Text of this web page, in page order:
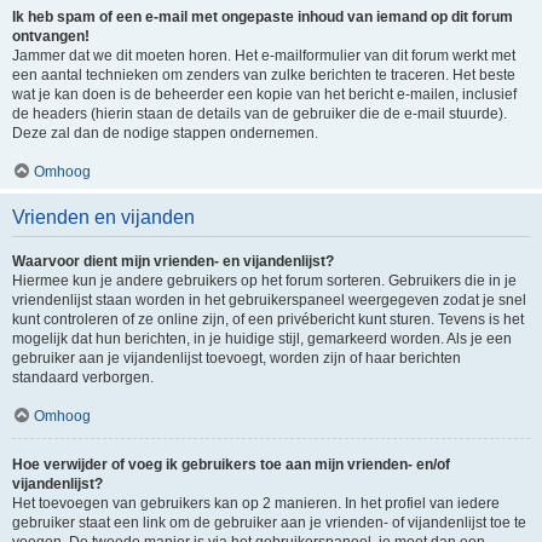
Ik heb spam of een e-mail met ongepaste inhoud van iemand op dit forum
ontvangen!
Jammer dat we dit moeten horen. Het e-mailformulier van dit forum werkt met
een aantal technieken om zenders van zulke berichten te traceren. Het beste
wat je kan doen is de beheerder een kopie van het bericht e-mailen, inclusief
de headers (hierin staan de details van de gebruiker die de e-mail stuurde).
Deze zal dan de nodige stappen ondernemen.
Omhoog
Vrienden en vijanden
Waarvoor dient mijn vrienden- en vijandenlijst?
Hiermee kun je andere gebruikers op het forum sorteren. Gebruikers die in je
vriendenlijst staan worden in het gebruikerspaneel weergegeven zodat je snel
kunt controleren of ze online zijn, of een privébericht kunt sturen. Tevens is het
mogelijk dat hun berichten, in je huidige stijl, gemarkeerd worden. Als je een
gebruiker aan je vijandenlijst toevoegt, worden zijn of haar berichten
standaard verborgen.
Omhoog
Hoe verwijder of voeg ik gebruikers toe aan mijn vrienden- en/of
vijandenlijst?
Het toevoegen van gebruikers kan op 2 manieren. In het profiel van iedere
gebruiker staat een link om de gebruiker aan je vrienden- of vijandenlijst toe te